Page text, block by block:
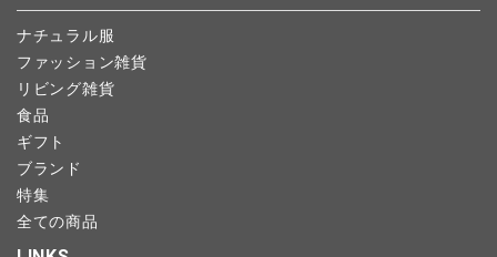
ナチュラル服
ファッション雑貨
リビング雑貨
食品
ギフト
ブランド
特集
全ての商品